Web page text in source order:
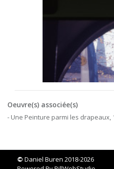
Oeuvre(s) associée(s)
- Une Peinture parmi les drapeaux,
© Daniel Buren 2018-2026